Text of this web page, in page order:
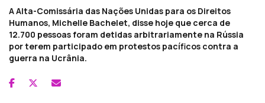
A Alta-Comissária das Nações Unidas para os Direitos
Humanos, Michelle Bachelet, disse hoje que cerca de
12.700 pessoas foram detidas arbitrariamente na Rússia
por terem participado em protestos pacíficos contra a
guerra na Ucrânia.